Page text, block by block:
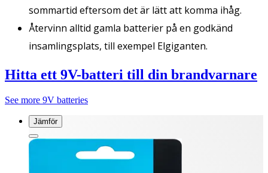
sommartid eftersom det är lätt att komma ihåg.
Återvinn alltid gamla batterier på en godkänd
insamlingsplats, till exempel Elgiganten.
Hitta ett 9V-batteri till din brandvarnare
See more 9V batteries
Jämför